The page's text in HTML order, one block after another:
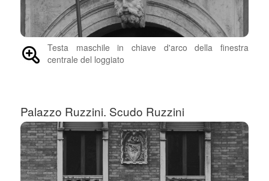
Testa maschile in chiave d'arco della finestra
centrale del loggiato
Palazzo Ruzzini. Scudo Ruzzini